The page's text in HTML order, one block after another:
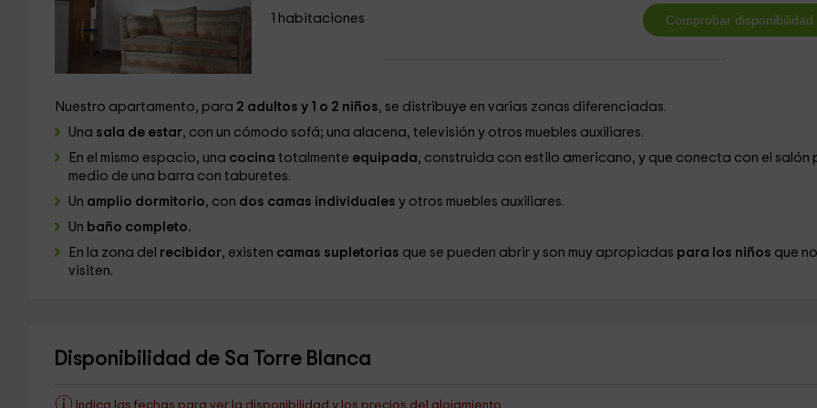
1 habitaciones
Nuestro apartamento, para 2 adultos y 1 o 2 niños, se distribuye en varias zonas diferenciadas.
Una sala de estar, con un cómodo sofá; una alacena, televisión y otros muebles auxiliares.
En el mismo espacio, una cocina totalmente equipada, construida con estilo americano, y que conecta con el salón
medio de una barra con taburetes.
Un amplio dormitorio, con dos camas individuales y otros muebles auxiliares.
Un baño completo.
En la zona del recibidor, existen camas supletorias que se pueden abrir y son muy apropiadas para los niños que
visiten.
Disponibilidad de Sa Torre Blanca
Indica las fechas para ver la disponibilidad y los precios del alojamiento